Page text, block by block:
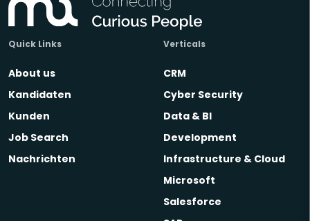
Quick Links
About us
Kandidaten
Kunden
Job Search
Nachrichten
Verticals
CRM
Cyber Security
Data & BI
Development
Infrastructure & Cloud
Microsoft
Salesforce